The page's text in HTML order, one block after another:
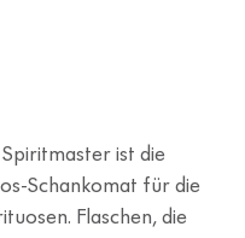
ist die
Schankomat für die
Flaschen, die